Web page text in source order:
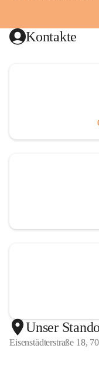
Kontakte
Unser
Eisenstädterstraße 18,